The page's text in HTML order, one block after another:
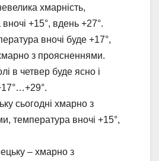
хмарність,
+15°, вдень +27°.
вночі буде +17°,
з проясненнями.
в четвер буде ясно і
сьогодні хмарно з
температура вночі +15°,
– хмарно з